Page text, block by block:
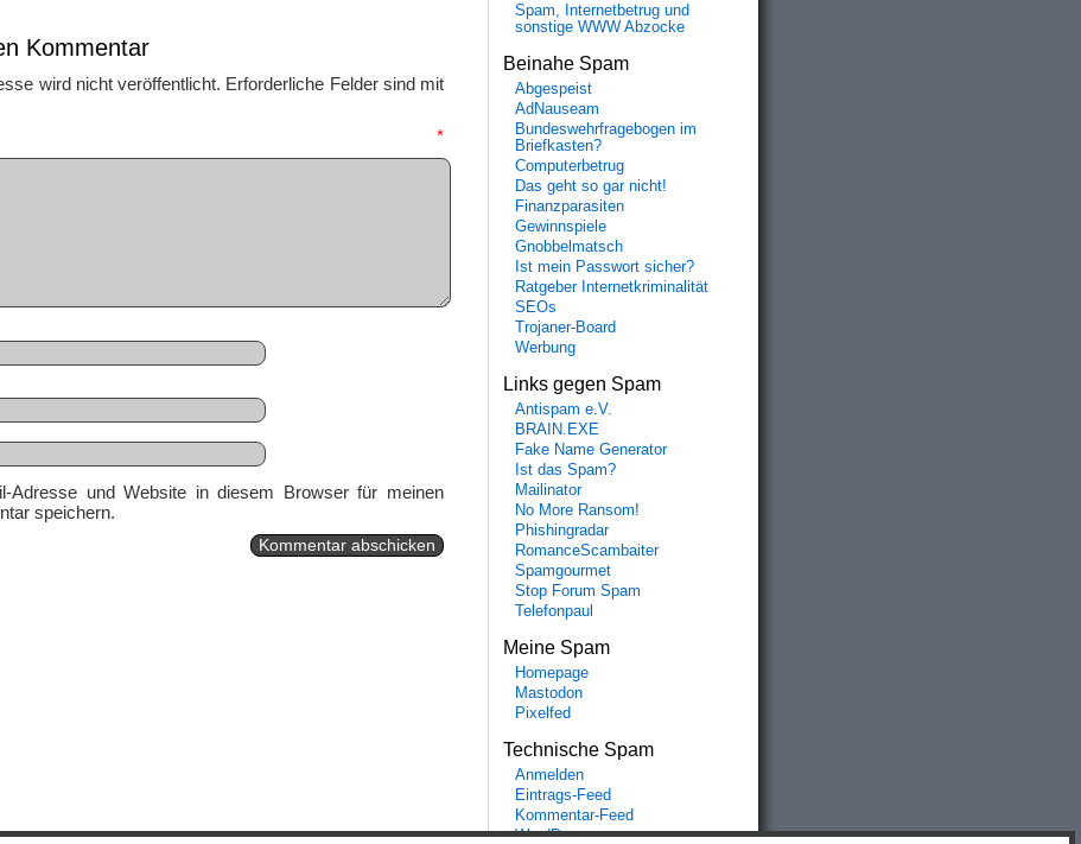
Kommentar
wird nicht veröffentlicht. Erforderliche Felder sind mit
*
Adresse und Website in diesem Browser für meinen
speichern.
Spam, Internetbetrug und
sonstige WWW Abzocke
Beinahe Spam
Abgespeist
AdNauseam
Bundeswehrfragebogen im
Briefkasten?
Computerbetrug
Das geht so gar nicht!
Finanzparasiten
Gewinnspiele
Gnobbelmatsch
Ist mein Passwort sicher?
Ratgeber Internetkriminalität
SEOs
Trojaner-Board
Werbung
Links gegen Spam
Antispam e.V.
BRAIN.EXE
Fake Name Generator
Ist das Spam?
Mailinator
No More Ransom!
Phishingradar
RomanceScambaiter
Spamgourmet
Stop Forum Spam
Telefonpaul
Meine Spam
Homepage
Mastodon
Pixelfed
Technische Spam
Anmelden
Eintrags-Feed
Kommentar-Feed
WordPress.org